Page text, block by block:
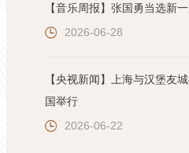
【音乐周报】张国勇当选新
2026-06-28
【央视新闻】上海与汉堡友
国举行
2026-06-22